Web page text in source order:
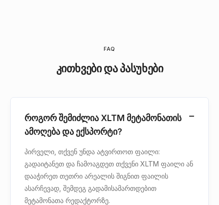
FAQ
კითხვები და პასუხები
როგორ შემიძლია XLTM მეტამონათის
ამოღება და ექსპორტი?
პირველი, თქვენ უნდა ატვირთოთ ფაილი:
გადაიტანეთ და ჩამოაგდეთ თქვენი XLTM ფაილი ან
დააჭირეთ თეთრი არეალის შიგნით ფაილის
ასარჩევად, შემდეგ გადამისამართდებით
მეტამონათა რედაქტორზე.